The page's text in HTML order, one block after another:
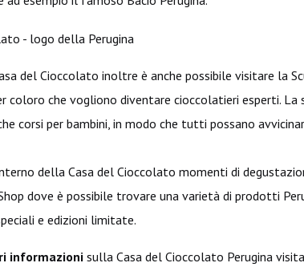
del Cioccolato inoltre è anche possibile visitare la
coloro che vogliono diventare cioccolatieri esperti. La
corsi per bambini, in modo che tutti possano
della Casa del Cioccolato momenti di
dove è possibile trovare una varietà di prodotti
e edizioni limitate.
informazionisulla Casa del Cioccolato Perugina